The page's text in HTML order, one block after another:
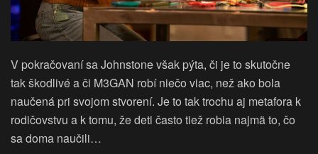
V pokračovaní sa Johnstone však pýta, či je to skutočne
tak škodlivé a či M3GAN robí niečo viac, než ako bola
naučená pri svojom stvorení. Je to tak trochu aj metafora k
rodičovstvu a k tomu, že deti často tiež robia najmä to, čo
sa doma naučili…